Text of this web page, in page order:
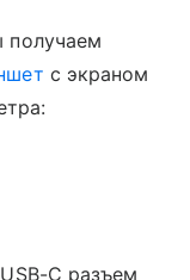
с экраном
C разъем